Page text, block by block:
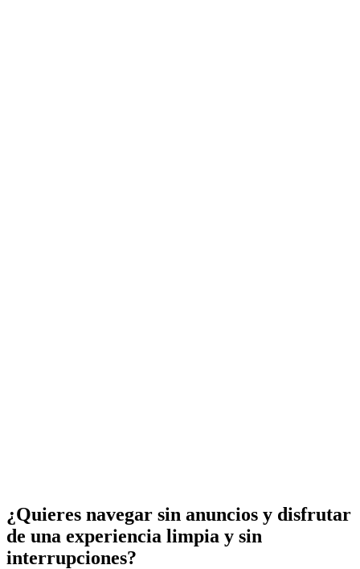
¿Quieres navegar sin anuncios y disfrutar
de una experiencia limpia y sin
interrupciones?